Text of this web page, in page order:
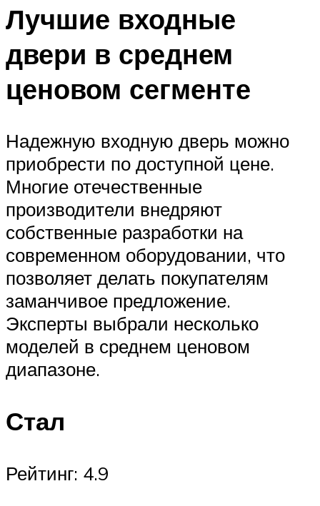
Лучшие входные
двери в среднем
ценовом сегменте
Надежную входную дверь можно
приобрести по доступной цене.
Многие отечественные
производители внедряют
собственные разработки на
современном оборудовании, что
позволяет делать покупателям
заманчивое предложение.
Эксперты выбрали несколько
моделей в среднем ценовом
диапазоне.
Стал
Рейтинг: 4.9